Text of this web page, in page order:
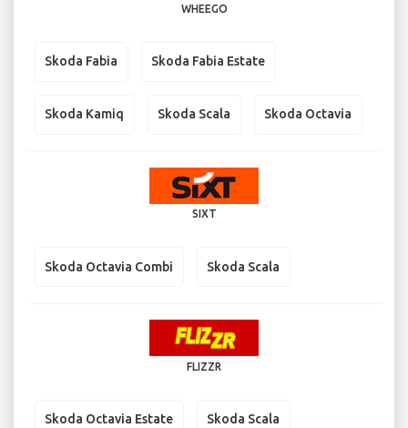
WHEEGO
Skoda Fabia Skoda Fabia Estate
Skoda Kamiq Skoda Scala Skoda Octavia
SIXT
Skoda Octavia Combi Skoda Scala
FLIZZR
Skoda Octavia Estate Skoda Scala